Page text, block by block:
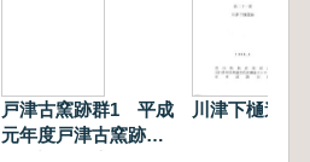
戸津古窯跡群1 平成
元年度戸津古窯跡群
川津下樋遺跡